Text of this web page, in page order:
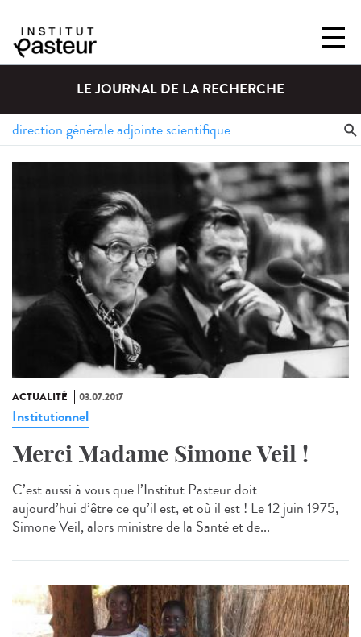
LE JOURNAL DE LA RECHERCHE
ACTUALITÉ 03.07.2017
Institutionnel
Merci Madame Simone Veil !
C’est aussi à vous que l’Institut Pasteur doit
aujourd’hui d’être ce qu’il est, et où il est ! Le 12 juin 1975,
Simone Veil, alors ministre de la Santé et de...